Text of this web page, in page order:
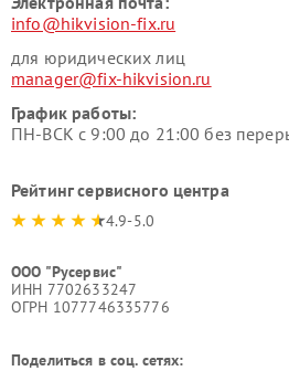
info@hikvision-fix.ru
для юридических лиц
manager@fix-hikvision.ru
График работы:
ПН-ВСК с 9:00 до 21:00 без
Рейтинг сервисного центра
4.9-5.0
ООО "Русервис"
ИНН 7702633247
ОГРН 1077746335776
Поделиться в соц. сетях: